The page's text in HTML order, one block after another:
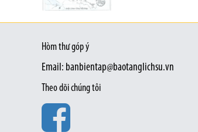
Hòm thư góp ý
Email: banbientap@baotanglichsu.vn
Theo dõi chúng tôi